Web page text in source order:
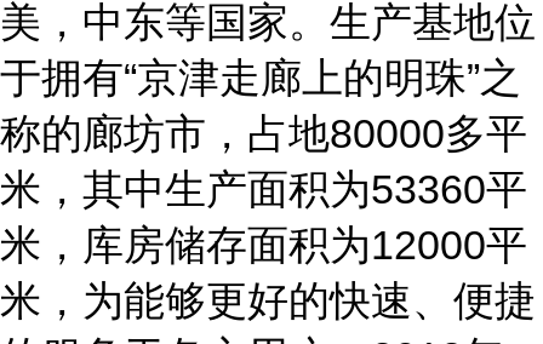
美，中东等国家。生产基地位
于拥有“京津走廊上的明珠”之
称的廊坊市，占地80000多平
米，其中生产面积为53360平
米，库房储存面积为12000平
米，为能够更好的快速、便捷